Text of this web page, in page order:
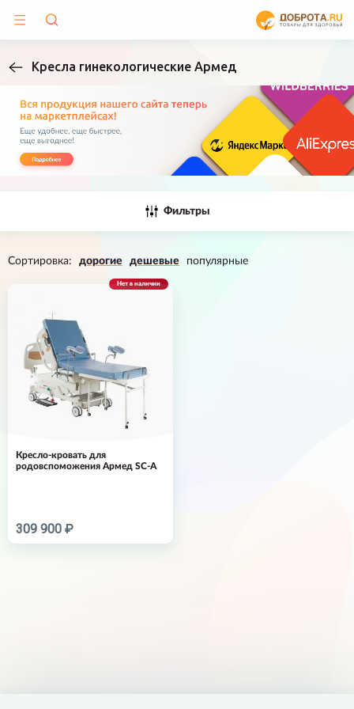
Кресла гинекологические Армед
Фильтры
Сортировка: дорогие дешевые популярные
Кресло-кровать для
родовспоможения Армед SC-A
309 900 ₽
Нет в наличии